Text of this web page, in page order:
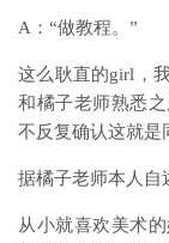
A：“做教程。”
这么耿直的girl，
和橘子老师熟悉
不反复确认这就是
据橘子老师本人自
从小就喜欢美术